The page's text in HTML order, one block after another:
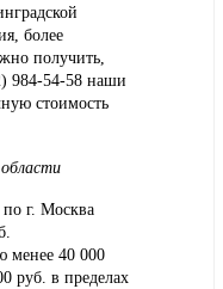
более
получить,
984-54-58 наши
стоимость
по г. Москва
менее 40 000
руб. в пределах